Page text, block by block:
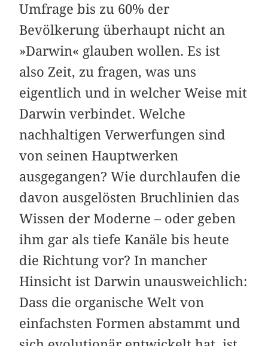
Umfrage bis zu 60% der
Bevölkerung überhaupt nicht an
»Darwin« glauben wollen. Es ist
also Zeit, zu fragen, was uns
eigentlich und in welcher Weise mit
Darwin verbindet. Welche
nachhaltigen Verwerfungen sind
von seinen Hauptwerken
ausgegangen? Wie durchlaufen die
davon ausgelösten Bruchlinien das
Wissen der Moderne – oder geben
ihm gar als tiefe Kanäle bis heute
die Richtung vor? In mancher
Hinsicht ist Darwin unausweichlich:
Dass die organische Welt von
einfachsten Formen abstammt und